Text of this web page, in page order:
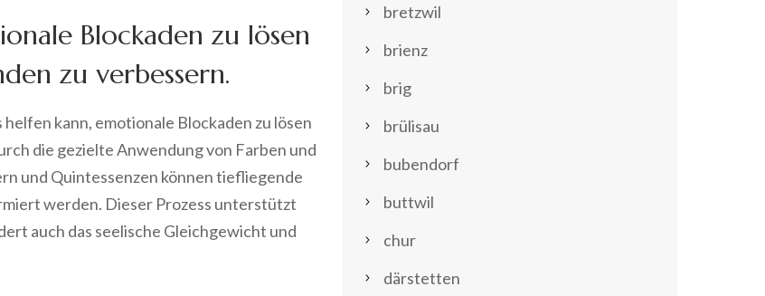
Blockaden zu lösen
zu verbessern.
kann, emotionale Blockaden zu lösen
die gezielte Anwendung von Farben und
und Quintessenzen können tiefliegende
werden. Dieser Prozess unterstützt
auch das seelische Gleichgewicht und
bretzwil
brienz
brig
brülisau
bubendorf
buttwil
chur
därstetten